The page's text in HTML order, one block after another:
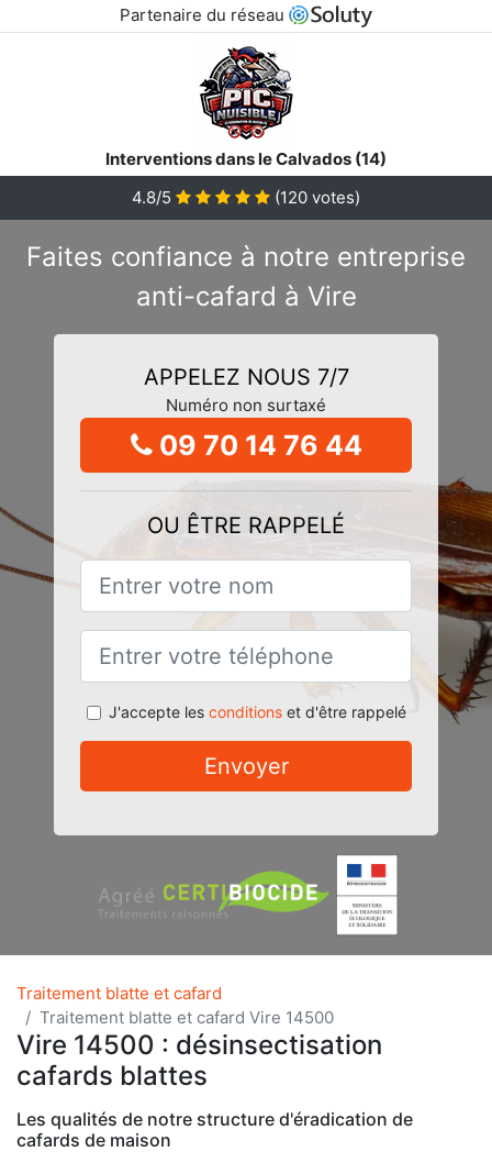
Partenaire du réseau
Interventions dans le Calvados (14)
4.8/5
(120 votes)
Faites confiance à notre entreprise
anti-cafard à Vire
APPELEZ NOUS 7/7
Numéro non surtaxé
09 70 14 76 44
OU ÊTRE RAPPELÉ
J'accepte les conditionset d'être rappelé
Envoyer
Traitement blatte et cafard
Traitement blatte et cafard Vire 14500
Vire 14500 : désinsectisation
cafards blattes
Les qualités de notre structure d'éradication de
cafards de maison